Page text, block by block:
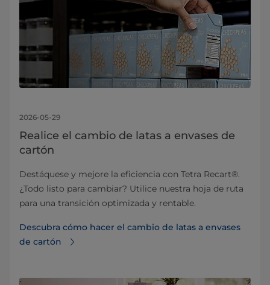
2026-05-29
Realice el cambio de latas a envases de
cartón
Destáquese y mejore la eficiencia con Tetra Recart®.
¿Todo listo para cambiar? Utilice nuestra hoja de ruta
para una transición optimizada y rentable.
Descubra cómo hacer el cambio de latas a envases
de cartón